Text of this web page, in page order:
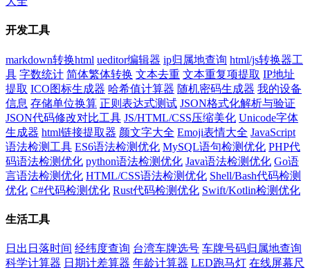
开发工具
markdown转换html ueditor编辑器 ip归属地查询 html/js转换器工
具 字数统计 简体繁体转换 文本去重 文本重复项提取 IP地址
提取 ICO图标生成器 哈希值计算器 随机密码生成器 我的设备
信息 存储单位换算 正则表达式测试 JSON格式化解析与验证
JSON代码修改对比工具 JS/HTML/CSS压缩美化 Unicode字体
生成器 html链接提取器 颜文字大全 Emoji表情大全 JavaScript
语法检测工具 ES6语法检测优化 MySQL语句检测优化 PHP代
码语法检测优化 python语法检测优化 Java语法检测优化 Go语
言语法检测优化 HTML/CSS语法检测优化 Shell/Bash代码检测
优化 C#代码检测优化 Rust代码检测优化 Swift/Kotlin检测优化
生活工具
日出日落时间 经纬度查询 台湾车牌选号 车牌号码归属地查询
科学计算器 日期计差算器 年龄计算器 LED跑马灯 在线屏幕尺